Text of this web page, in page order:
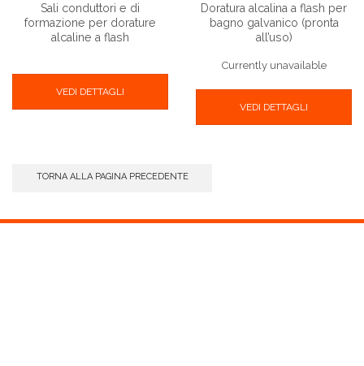
Sali conduttori e di
formazione per dorature
alcaline a flash
VEDI DETTAGLI
Doratura alcalina a flash per
bagno galvanico (pronta
all’uso)
Currently unavailable
VEDI DETTAGLI
TORNA ALLA PAGINA PRECEDENTE